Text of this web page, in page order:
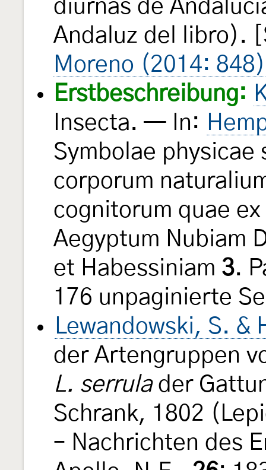
diurnas de
Andaluz del libro).
Moreno (2014: 848)
Erstbeschreibung:
Insecta. — In:
Symbolae
corporum
cognitorum quae
Aegyptum Nubiam
et Habessiniam 3.
176 unpaginierte
Lewandowski, S. &
der Artengruppen
L. serrulader
Schrank, 1802
– Nachrichten des